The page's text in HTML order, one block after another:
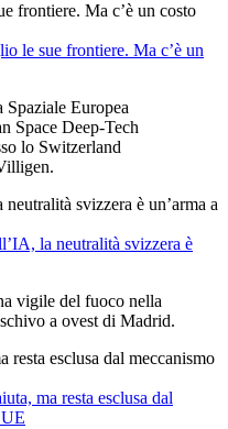
frontiere. Ma c’è un costo
le sue frontiere. Ma c’è un
svizzera è un’arma a
la neutralità svizzera è
resta esclusa dal meccanismo
ma resta esclusa dal